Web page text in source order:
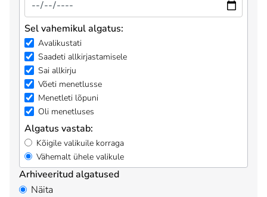
Sel vahemikul algatus:
Avalikustati
Saadeti allkirjastamisele
Sai allkirju
Võeti menetlusse
Menetleti lõpuni
Oli menetluses
Algatus vastab:
Kõigile valikuile korraga
Vähemalt ühele valikule
Arhiveeritud algatused
Näita